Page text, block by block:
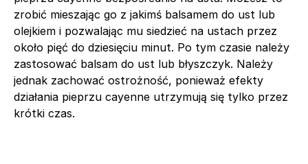
zrobić mieszając go z jakimś balsamem do ust lub
olejkiem i pozwalając mu siedzieć na ustach przez
około pięć do dziesięciu minut. Po tym czasie należy
zastosować balsam do ust lub błyszczyk. Należy
jednak zachować ostrożność, ponieważ efekty
działania pieprzu cayenne utrzymują się tylko przez
krótki czas.